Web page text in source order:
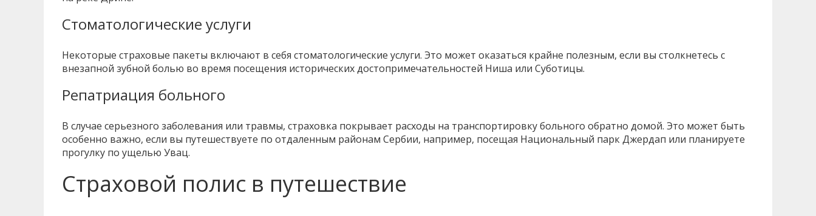
Стоматологические услуги
Некоторые страховые пакеты включают в себя стоматологические услуги. Это может оказаться крайне полезным, если вы столкнетесь с
внезапной зубной болью во время посещения исторических достопримечательностей Ниша или Суботицы.
Репатриация больного
В случае серьезного заболевания или травмы, страховка покрывает расходы на транспортировку больного обратно домой. Это может быть
особенно важно, если вы путешествуете по отдаленным районам Сербии, например, посещая Национальный парк Джердап или планируете
прогулку по ущелью Увац.
Страховой полис в путешествие